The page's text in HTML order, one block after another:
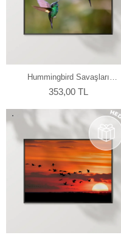
Hummingbird Savaşları
Poster
353,00 TL